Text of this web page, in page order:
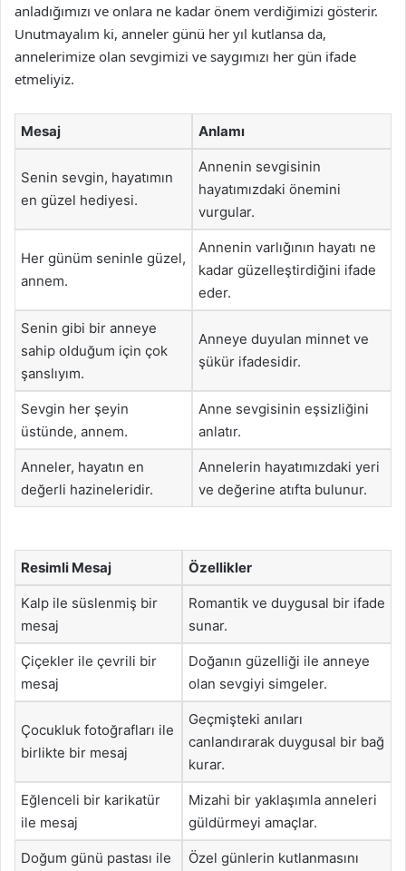
anladığımızı ve onlara ne kadar önem verdiğimizi gösterir.
Unutmayalım ki, anneler günü her yıl kutlansa da,
annelerimize olan sevgimizi ve saygımızı her gün ifade
etmeliyiz.
Mesaj Anlamı
Senin sevgin, hayatımın
en güzel hediyesi.
Annenin sevgisinin
hayatımızdaki önemini
vurgular.
Her günüm seninle güzel,
annem.
Annenin varlığının hayatı ne
kadar güzelleştirdiğini ifade
eder.
Senin gibi bir anneye
sahip olduğum için çok
şanslıyım.
Anneye duyulan minnet ve
şükür ifadesidir.
Sevgin her şeyin
üstünde, annem.
Anne sevgisinin eşsizliğini
anlatır.
Anneler, hayatın en
değerli hazineleridir.
Annelerin hayatımızdaki yeri
ve değerine atıfta bulunur.
Resimli Mesaj Özellikler
Kalp ile süslenmiş bir
mesaj
Romantik ve duygusal bir ifade
sunar.
Çiçekler ile çevrili bir
mesaj
Doğanın güzelliği ile anneye
olan sevgiyi simgeler.
Çocukluk fotoğrafları ile
birlikte bir mesaj
Geçmişteki anıları
canlandırarak duygusal bir bağ
kurar.
Eğlenceli bir karikatür
ile mesaj
Mizahi bir yaklaşımla anneleri
güldürmeyi amaçlar.
Doğum günü pastası ile
Özel günlerin kutlanmasını